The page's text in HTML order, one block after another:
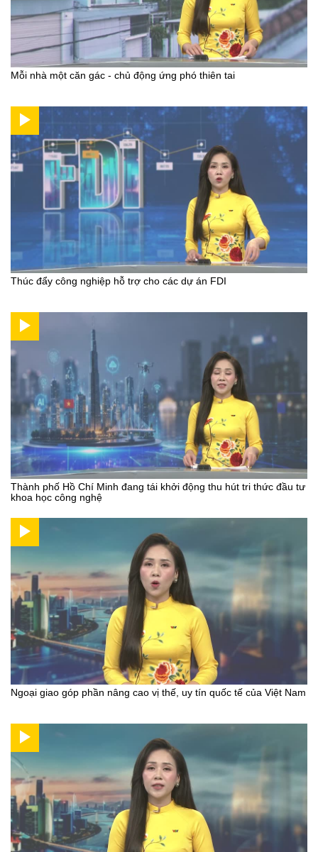
Mỗi nhà một căn gác - chủ động ứng phó thiên tai
Thúc đẩy công nghiệp hỗ trợ cho các dự án FDI
Thành phố Hồ Chí Minh đang tái khởi động thu hút tri thức đầu tư
khoa học công nghệ
Ngoại giao góp phần nâng cao vị thế, uy tín quốc tế của Việt Nam